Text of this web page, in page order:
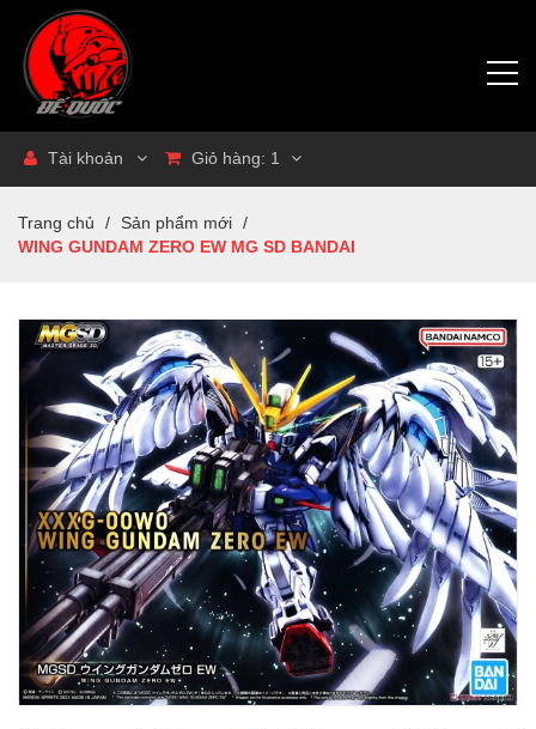
Tài khoản Giỏ hàng: 1
Trang chủ / Sản phẩm mới /
WING GUNDAM ZERO EW MG SD BANDAI